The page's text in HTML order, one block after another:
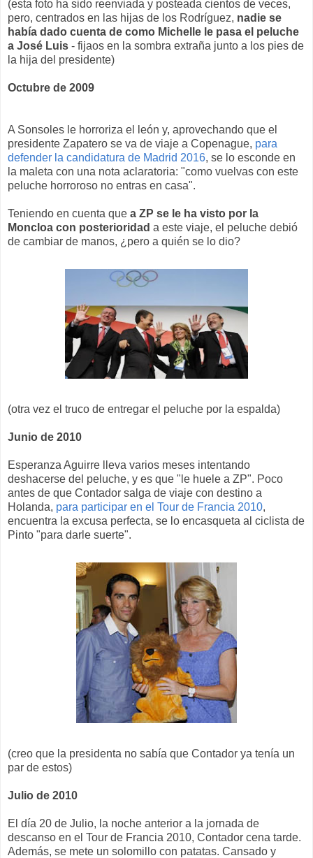
(esta foto ha sido reenviada y posteada cientos de veces,
pero, centrados en las hijas de los Rodríguez, nadie se
había dado cuenta de como Michelle le pasa el peluche
a José Luis - fijaos en la sombra extraña junto a los pies de
la hija del presidente)
Octubre de 2009
A Sonsoles le horroriza el león y, aprovechando que el
presidente Zapatero se va de viaje a Copenague, para
defender la candidatura de Madrid 2016, se lo esconde en
la maleta con una nota aclaratoria: "como vuelvas con este
peluche horroroso no entras en casa".
Teniendo en cuenta que a ZP se le ha visto por la
Moncloa con posterioridad a este viaje, el peluche debió
de cambiar de manos, ¿pero a quién se lo dio?
(otra vez el truco de entregar el peluche por la espalda)
Junio de 2010
Esperanza Aguirre lleva varios meses intentando
deshacerse del peluche, y es que "le huele a ZP". Poco
antes de que Contador salga de viaje con destino a
Holanda, para participar en el Tour de Francia 2010,
encuentra la excusa perfecta, se lo encasqueta al ciclista de
Pinto "para darle suerte".
(creo que la presidenta no sabía que Contador ya tenía un
par de estos)
Julio de 2010
El día 20 de Julio, la noche anterior a la jornada de
descanso en el Tour de Francia 2010, Contador cena tarde.
Además, se mete un solomillo con patatas. Cansado y